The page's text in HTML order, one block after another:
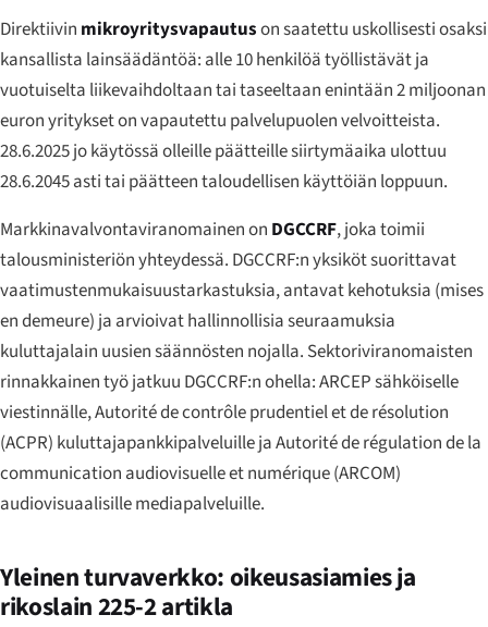
Direktiivin mikroyritysvapautuson saatettu uskollisesti osaksi
kansallista lainsäädäntöä: alle 10 henkilöä työllistävät ja
vuotuiselta liikevaihdoltaan tai taseeltaan enintään 2 miljoonan
euron yritykset on vapautettu palvelupuolen velvoitteista.
28.6.2025 jo käytössä olleille päätteille siirtymäaika ulottuu
28.6.2045 asti tai päätteen taloudellisen käyttöiän loppuun.
Markkinavalvontaviranomainen on DGCCRF, joka toimii
talousministeriön yhteydessä. DGCCRF:n yksiköt suorittavat
vaatimustenmukaisuustarkastuksia, antavat kehotuksia (mises
en demeure) ja arvioivat hallinnollisia seuraamuksia
kuluttajalain uusien säännösten nojalla. Sektoriviranomaisten
rinnakkainen työ jatkuu DGCCRF:n ohella: ARCEP sähköiselle
viestinnälle, Autorité de contrôle prudentiel et de résolution
(ACPR) kuluttajapankkipalveluille ja Autorité de régulation de la
communication audiovisuelle et numérique (ARCOM)
audiovisuaalisille mediapalveluille.
Yleinen turvaverkko: oikeusasiamies ja
rikoslain 225-2 artikla